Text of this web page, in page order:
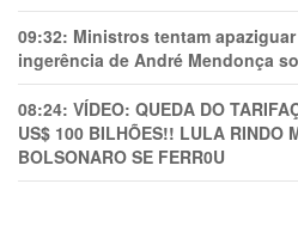
09:32: Ministros tentam
ingerência de André Mendonça
08:24: VÍDEO: QUEDA DO
US$ 100 BILHÕES!! LULA RINDO
BOLSONARO SE FERR0U